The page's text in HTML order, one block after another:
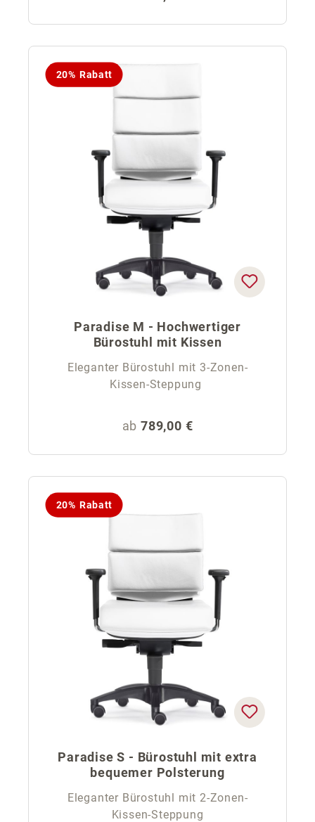
20% Rabatt
Paradise M - Hochwertiger
Bürostuhl mit Kissen
Eleganter Bürostuhl mit 3-Zonen-
Kissen-Steppung
Regulärer Preis:
ab 789,00 €
20% Rabatt
Paradise S - Bürostuhl mit extra
bequemer Polsterung
Eleganter Bürostuhl mit 2-Zonen-
Kissen-Steppung